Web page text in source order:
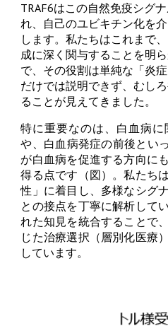
TRAF6はこの自然免疫シグ
れ、自己のユビキチン化を
します。私たちはこれまで
成に深く関与することを明
で、その役割は単純な「炎
だけでは説明できず、むし
ることが見えてきました。
特に重要なのは、白血病
や、白血病発症の前後とい
が白血病を促進する方向に
得る点です（図）。私たち
性」に着目し、多様なシグ
との接点を丁寧に解析して
れた知見を統合することで
じた治療選択（層別化医療
しています。